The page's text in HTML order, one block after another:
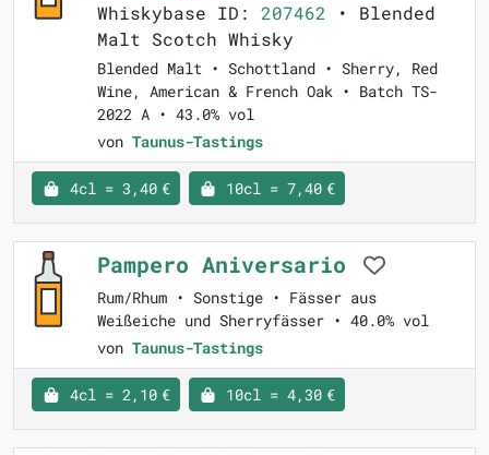
Whiskybase ID: 207462 • Blended
Malt Scotch Whisky
Blended Malt • Schottland • Sherry, Red
Wine, American & French Oak • Batch TS-
2022 A • 43.0% vol
von Taunus-Tastings
4cl = 3,40 € 10cl = 7,40 €
Pampero Aniversario
Rum/Rhum • Sonstige • Fässer aus
Weißeiche und Sherryfässer • 40.0% vol
von Taunus-Tastings
4cl = 2,10 € 10cl = 4,30 €